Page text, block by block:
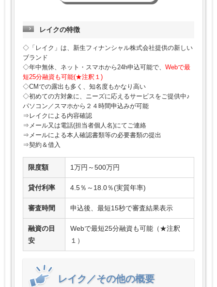
レイクの特徴
◇「レイク」は、新生フィナンシャル株式会社提供の新しい
ブランド
◇年中無休、ネット・スマホから24h申込可能で、 Webで最
短25分融資も可能(★注釈１)
◇CMでの露出も多く、知名度もかなり高い
◇初めての方対象に、ニーズに応えるサービスをご提供中♪
パソコン／スマホから２４時間申込みが可能
⇒レイクによる内容確認
⇒メール又は電話(担当者個人名)にてご連絡
⇒メールによる本人確認書類等の必要書類の提出
⇒契約＆借入
限度額 1万円～500万円
貸付利率 4.5％～18.0％(実質年率)
審査時間 申込後、最短15秒で審査結果表示
融資の目
安
Webで最短25分融資も可能（★注釈
１）
レイク／その他の概要